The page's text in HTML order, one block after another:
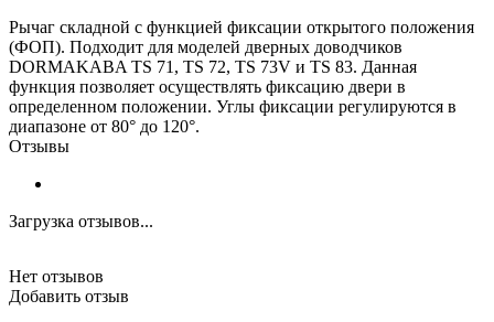
Рычаг складной с функцией фиксации открытого положения
(ФОП). Подходит для моделей дверных доводчиков
DORMAKABA TS 71, TS 72, TS 73V и TS 83. Данная
функция позволяет осуществлять фиксацию двери в
определенном положении. Углы фиксации регулируются в
диапазоне от 80° до 120°.
Отзывы
Загрузка отзывов...
Нет отзывов
Добавить отзыв